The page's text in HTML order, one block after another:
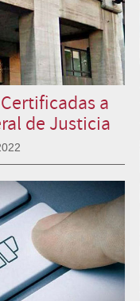
a
de Justicia